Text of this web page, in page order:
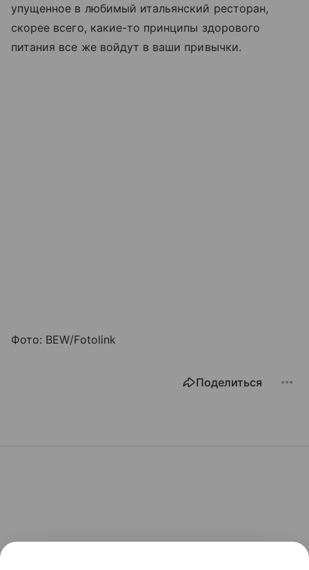
упущенное в любимый итальянский ресторан,
скорее всего, какие-то принципы здорового
питания все же войдут в ваши привычки.
Фото: BEW/Fotolink
Поделиться